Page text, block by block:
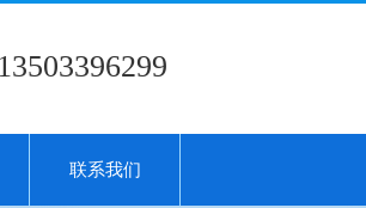
联系我们